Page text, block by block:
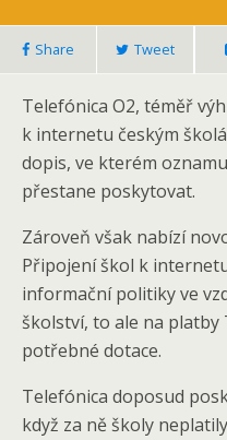
Share Tweet
Telefónica O2, téměř
k internetu českým
dopis, ve kterém
přestane poskytovat.
Zároveň však nabízí
Připojení škol k
informační politiky ve
školství, to ale na
potřebné dotace.
Telefónica doposud
když za ně školy